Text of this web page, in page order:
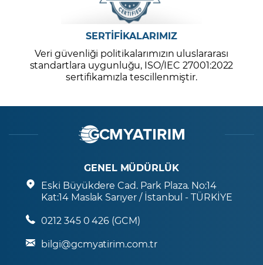
SERTİFİKALARIMIZ
Veri güvenliği politikalarımızın uluslararası
standartlara uygunluğu, ISO/IEC 27001:2022
sertifikamızla tescillenmiştir.
GENEL MÜDÜRLÜK
Eski Büyükdere Cad. Park Plaza. No:14
Kat:14 Maslak Sarıyer / İstanbul - TÜRKİYE
0212 345 0 426 (GCM)
bilgi@gcmyatirim.com.tr